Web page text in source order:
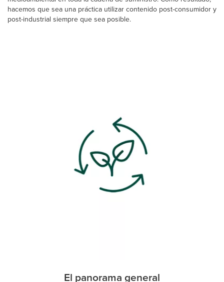
hacemos que sea una práctica utilizar contenido post-consumidor y
post-industrial siempre que sea posible.
El panorama general